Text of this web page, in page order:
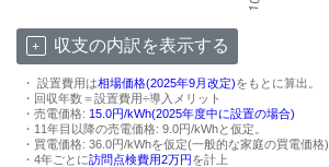
収支の内訳を表示する
・ 設置費用は相場価格(2025年9月改定)をもとに算出。
・回収年数＝設置費用÷導入メリット
・売電価格: 15.0円/kWh(2025年度中に設置の場合)
・11年目以降の売電価格: 9.0円/kWhと仮定。
・買電価格: 36.0円/kWhを仮定(一般的な家庭の買電価格)
・4年ごとに訪問点検費用2万円を計上